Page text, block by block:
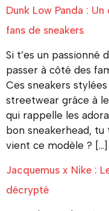
Dunk Low Panda :
fans de sneakers
Si t’es un passionné
passer à côté des
Ces sneakers
streetwear grâce à
qui rappelle les
bon sneakerhead, tu
vient ce modèle ? […]
Jacquemus x Nike :
décrypté